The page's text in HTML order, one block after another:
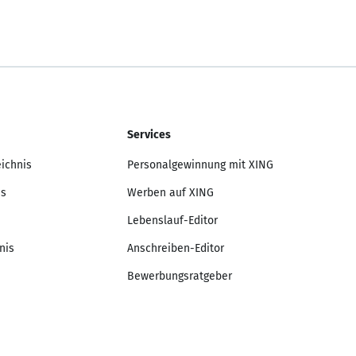
Services
Personalgewinnung mit XING
Werben auf XING
Lebenslauf-Editor
Anschreiben-Editor
Bewerbungsratgeber